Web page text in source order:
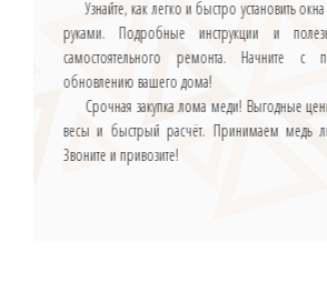
Узнайте, как легко и быстро установить
руками. Подробные инструкции и
самостоятельного ремонта. Начните
обновлению вашего дома!
Срочная закупка лома меди! Выгодные
весы и быстрый расчёт. Принимаем медь
Звоните и привозите!